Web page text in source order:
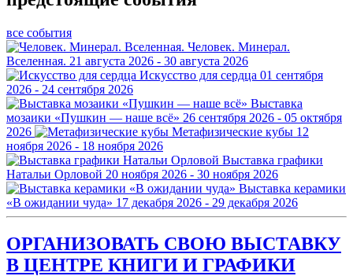
все события
Человек. Минерал.
Вселенная. 21 августа 2026 - 30 августа 2026
Искусство для сердца 01 сентября
2026 - 24 сентября 2026
Выставка
мозаики «Пушкин — наше всё» 26 сентября 2026 - 05 октября
2026
Метафизические кубы 12
ноября 2026 - 18 ноября 2026
Выставка графики
Натальи Орловой 20 ноября 2026 - 30 ноября 2026
Выставка керамики
«В ожидании чуда» 17 декабря 2026 - 29 декабря 2026
ОРГАНИЗОВАТЬ СВОЮ ВЫСТАВКУ
В ЦЕНТРЕ КНИГИ И ГРАФИКИ